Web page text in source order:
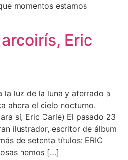
momentos estamos
Eric
la luz de la luna y aferrado a
ahora el cielo nocturno.
sí, Eric Carle) El pasado 23
ilustrador, escritor de álbum
de setenta títulos: ERIC
hemos […]